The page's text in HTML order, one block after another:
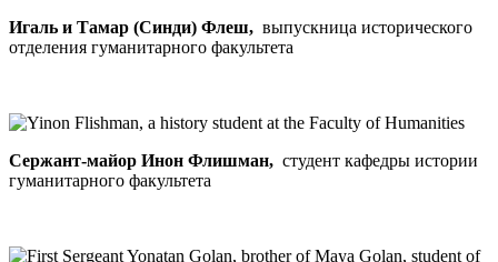
Игаль и Тамар (Синди) Флеш, выпускница исторического
отделения гуманитарного факультета
Сержант-майор Инон Флишман, студент кафедры истории
гуманитарного факультета